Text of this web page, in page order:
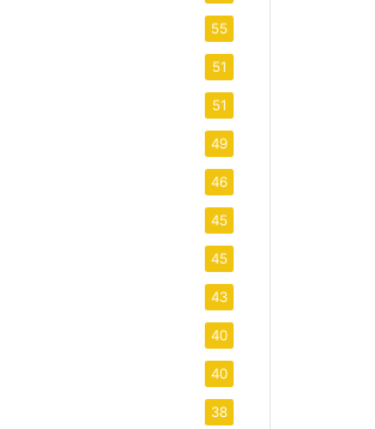
55
51
51
49
46
45
45
43
40
40
38